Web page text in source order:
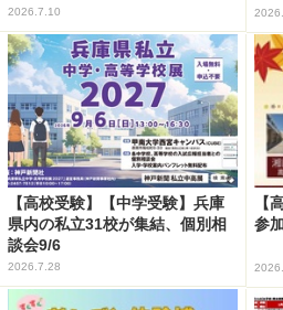
2026.7.10
【高校受験】【中学受験】兵庫
県内の私立31校が集結、個別相
談会9/6
2026.7.28
【
参